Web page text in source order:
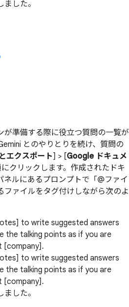
した。
が準備する際に役立つ質問の一覧が
とのやりとりを続け、質問の
エクスポート] > [Google ドキュメ
クリックします。作成されたドキ
ネルにあるプロンプトで「@ファイ
ファイルをタグ付けしながら次のよ
to write suggested answers
the talking points as if you are
[company].
to write suggested answers
the talking points as if you are
[company].
した。